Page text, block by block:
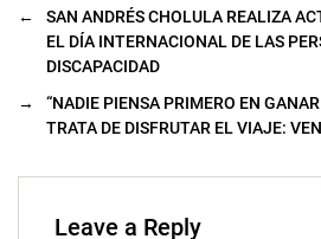
←
SAN ANDRÉS CHOLULA REALIZA
EL DÍA INTERNACIONAL DE LAS
DISCAPACIDAD
→
“NADIE PIENSA PRIMERO EN
TRATA DE DISFRUTAR EL VIAJE:
Leave a Reply